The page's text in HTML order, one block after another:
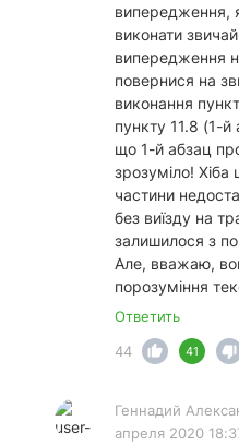
випередження,
виконати
випередження
повернися на
виконання
пункту 11.8 (1-
що 1-й абзац
зрозуміло! Хіба
частини
без виїзду на
залишилося з
Але, вважаю,
порозуміння
Ответить
44
41
Геннадий
апреля 2020